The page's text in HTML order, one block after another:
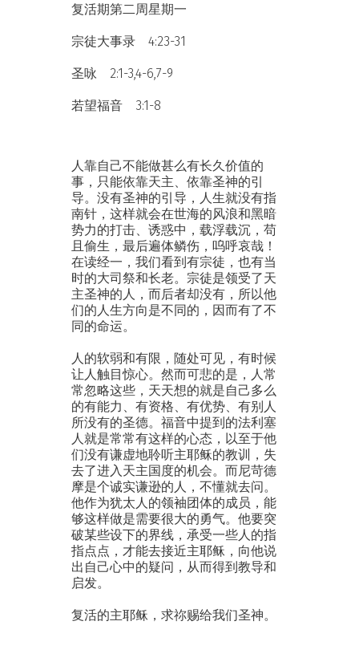
复活期第二周星期一
宗徒大事录 4:23-31
圣咏 2:1-3,4-6,7-9
若望福音 3:1-8
人靠自己不能做甚么有长久价值的
事，只能依靠天主、依靠圣神的引
导。没有圣神的引导，人生就没有指
南针，这样就会在世海的风浪和黑暗
势力的打击、诱惑中，载浮载沉，苟
且偷生，最后遍体鳞伤，呜呼哀哉！
在读经一，我们看到有宗徒，也有当
时的大司祭和长老。宗徒是领受了天
主圣神的人，而后者却没有，所以他
们的人生方向是不同的，因而有了不
同的命运。
人的软弱和有限，随处可见，有时候
让人触目惊心。然而可悲的是，人常
常忽略这些，天天想的就是自己多么
的有能力、有资格、有优势、有别人
所没有的圣德。福音中提到的法利塞
人就是常常有这样的心态，以至于他
们没有谦虚地聆听主耶稣的教训，失
去了进入天主国度的机会。而尼苛德
摩是个诚实谦逊的人，不懂就去问。
他作为犹太人的领袖团体的成员，能
够这样做是需要很大的勇气。他要突
破某些设下的界线，承受一些人的指
指点点，才能去接近主耶稣，向他说
出自己心中的疑问，从而得到教导和
启发。
复活的主耶稣，求祢赐给我们圣神。